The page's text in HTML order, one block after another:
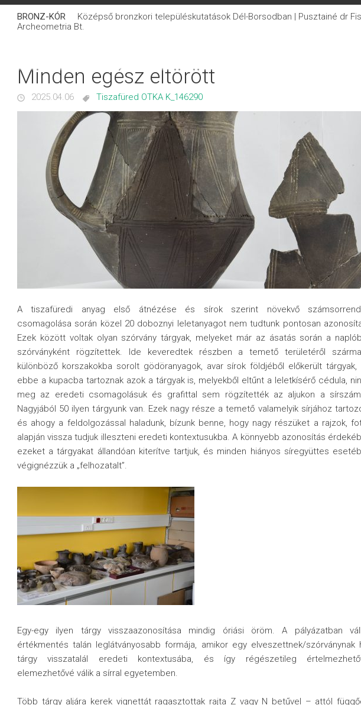
BRONZ-KÓR
Középső bronzkori településkutatások Dél-Borsodban | Pusztainé dr
Archeometria Bt.
Minden egész eltörött
2025.04.06 Tiszafüred OTKA K_146290
A tiszafüredi anyag első átnézése és sírok szerint növekvő
csomagolása során közel 20 doboznyi leletanyagot nem tudtunk pontosan
Ezek között voltak olyan szórvány tárgyak, melyeket már az ásatás során a
szórványként rögzítettek. Ide keveredtek részben a temető területéről
különböző korszakokba sorolt gödöranyagok, avar sírok földjéből előkerült tárgyak,
ebbe a kupacba tartoznak azok a tárgyak is, melyekből eltűnt a leletkísérő cédula,
meg az eredeti csomagolásuk és grafittal sem rögzítették az aljukon a
Nagyjából 50 ilyen tárgyunk van. Ezek nagy része a temető valamelyik sírjához
és ahogy a feldolgozással haladunk, bízunk benne, hogy nagy részüket a rajzok,
alapján vissza tudjuk illeszteni eredeti kontextusukba. A könnyebb azonosítás
ezeket a tárgyakat állandóan kiterítve tartjuk, és minden hiányos síregyüttes
végignézzük a „felhozatalt”.
Egy-egy ilyen tárgy visszaazonosítása mindig óriási öröm. A pályázatban
értékmentés talán leglátványosabb formája, amikor egy elveszettnek/szórványnak
tárgy visszatalál eredeti kontextusába, és így régészetileg
elemezhetővé válik a sírral egyetemben.
Több tárgy aljára kerek vignettát ragasztottak rajta Z vagy N betűvel – attól